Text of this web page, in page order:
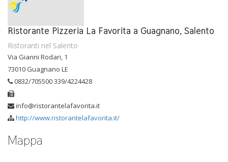
Ristorante Pizzeria La Favorita a Guagnano, Salento
Ristoranti nel Salento
Via Gianni Rodari, 1
73010 Guagnano LE
0832/705500 339/4224428
info@ristorantelafavorita.it
http://www.ristorantelafavorita.it/
Mappa